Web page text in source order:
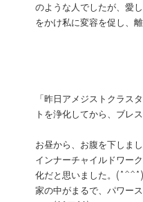
のような人でしたが、愛
をかけ私に変容を促し、
「昨日アメジストクラス
トを浄化してから、ブレ
お昼から、お腹を下しまし
インナーチャイルドワー
化だと思いました。(*^^*)
家の中がまるで、パワー